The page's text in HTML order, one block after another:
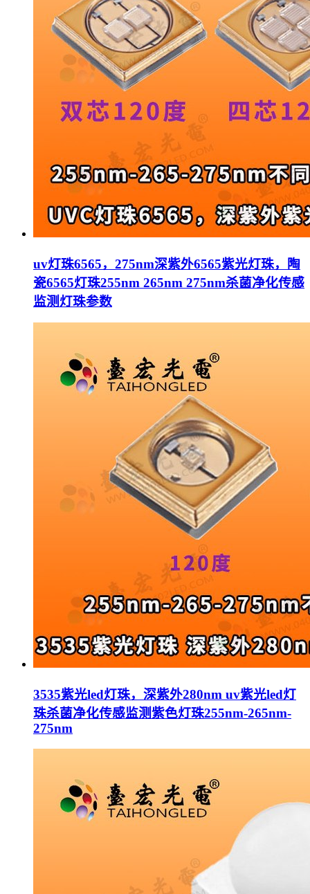
uv灯珠6565，275nm深紫外6565紫光灯珠，陶
瓷6565灯珠255nm 265nm 275nm杀菌净化传感
监测灯珠参数
3535紫光led灯珠，深紫外280nm uv紫光led灯
珠杀菌净化传感监测紫色灯珠255nm-265nm-
275nm